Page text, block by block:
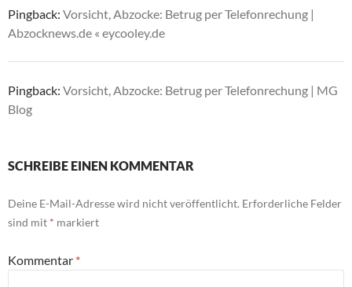
Pingback: Vorsicht, Abzocke: Betrug per Telefonrechung |
Abzocknews.de « eycooley.de
Pingback: Vorsicht, Abzocke: Betrug per Telefonrechung | MG
Blog
SCHREIBE EINEN KOMMENTAR
Deine E-Mail-Adresse wird nicht veröffentlicht. Erforderliche Felder
sind mit * markiert
Kommentar *